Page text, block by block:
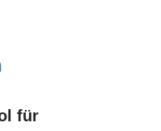
für